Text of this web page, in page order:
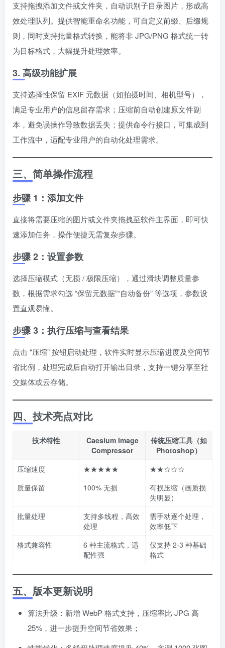
支持拖拽添加文件或文件夹，自动识别子目录图片，形成高
效处理队列。提供智能重命名功能，可自定义前缀、后缀规
则，同时支持批量格式转换，能将非 JPG/PNG 格式统一转
为目标格式，大幅提升处理效率。
3. 高级功能扩展
支持选择性保留 EXIF 元数据（如拍摄时间、相机型号），
满足专业用户的信息留存需求；压缩前自动创建原文件副
本，避免误操作导致数据丢失；提供命令行接口，可集成到
工作流中，适配专业用户的自动化处理需求。
三、简单操作流程
步骤 1：添加文件
直接将需要压缩的图片或文件夹拖拽至软件主界面，即可快
速添加任务，操作便捷无需复杂步骤。
步骤 2：设置参数
选择压缩模式（无损 / 极限压缩），通过滑块调整质量参
数，根据需求勾选 “保留元数据”“自动备份” 等选项，参数设
置直观易懂。
步骤 3：执行压缩与查看结果
点击 “压缩” 按钮启动处理，软件实时显示压缩进度及空间节
省比例，处理完成后自动打开输出目录，支持一键分享至社
交媒体或云存储。
四、技术亮点对比
技术特性
Caesium Image
Compressor
传统压缩工具（如
Photoshop）
压缩速度
★★★★★
★★☆☆☆
质量保留
100% 无损
有损压缩（画质损
失明显）
批量处理
支持多线程，高效
处理
需手动逐个处理，
效率低下
格式兼容性
6 种主流格式，适
配性强
仅支持 2-3 种基础
格式
五、版本更新说明
算法升级：新增 WebP 格式支持，压缩率比 JPG 高
25%，进一步提升空间节省效果；